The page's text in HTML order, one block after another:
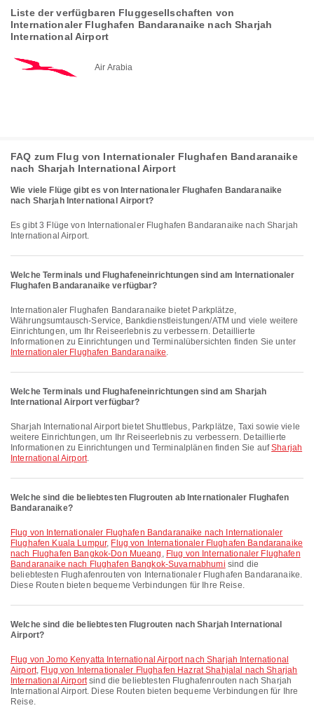
Liste der verfügbaren Fluggesellschaften von
Internationaler Flughafen Bandaranaike nach Sharjah
International Airport
Air Arabia
FAQ zum Flug von Internationaler Flughafen Bandaranaike
nach Sharjah International Airport
Wie viele Flüge gibt es von Internationaler Flughafen Bandaranaike
nach Sharjah International Airport?
Es gibt 3 Flüge von Internationaler Flughafen Bandaranaike nach Sharjah
International Airport.
Welche Terminals und Flughafeneinrichtungen sind am Internationaler
Flughafen Bandaranaike verfügbar?
Internationaler Flughafen Bandaranaike bietet Parkplätze,
Währungsumtausch-Service, Bankdienstleistungen/ATM und viele weitere
Einrichtungen, um Ihr Reiseerlebnis zu verbessern. Detaillierte
Informationen zu Einrichtungen und Terminalübersichten finden Sie unter
Internationaler Flughafen Bandaranaike.
Welche Terminals und Flughafeneinrichtungen sind am Sharjah
International Airport verfügbar?
Sharjah International Airport bietet Shuttlebus, Parkplätze, Taxi sowie viele
weitere Einrichtungen, um Ihr Reiseerlebnis zu verbessern. Detaillierte
Informationen zu Einrichtungen und Terminalplänen finden Sie aufSharjah
International Airport.
Welche sind die beliebtesten Flugrouten ab Internationaler Flughafen
Bandaranaike?
Flug von Internationaler Flughafen Bandaranaike nach Internationaler
Flughafen Kuala Lumpur, Flug von Internationaler Flughafen Bandaranaike
nach Flughafen Bangkok-Don Mueang , Flug von Internationaler Flughafen
Bandaranaike nach Flughafen Bangkok-Suvarnabhumi sind die
beliebtesten Flughafenrouten von Internationaler Flughafen Bandaranaike.
Diese Routen bieten bequeme Verbindungen für Ihre Reise.
Welche sind die beliebtesten Flugrouten nach Sharjah International
Airport?
Flug von Jomo Kenyatta International Airport nach Sharjah International
Airport, Flug von Internationaler Flughafen Hazrat Shahjalal nach Sharjah
International Airportsind die beliebtesten Flughafenrouten nach Sharjah
International Airport. Diese Routen bieten bequeme Verbindungen für Ihre
Reise.